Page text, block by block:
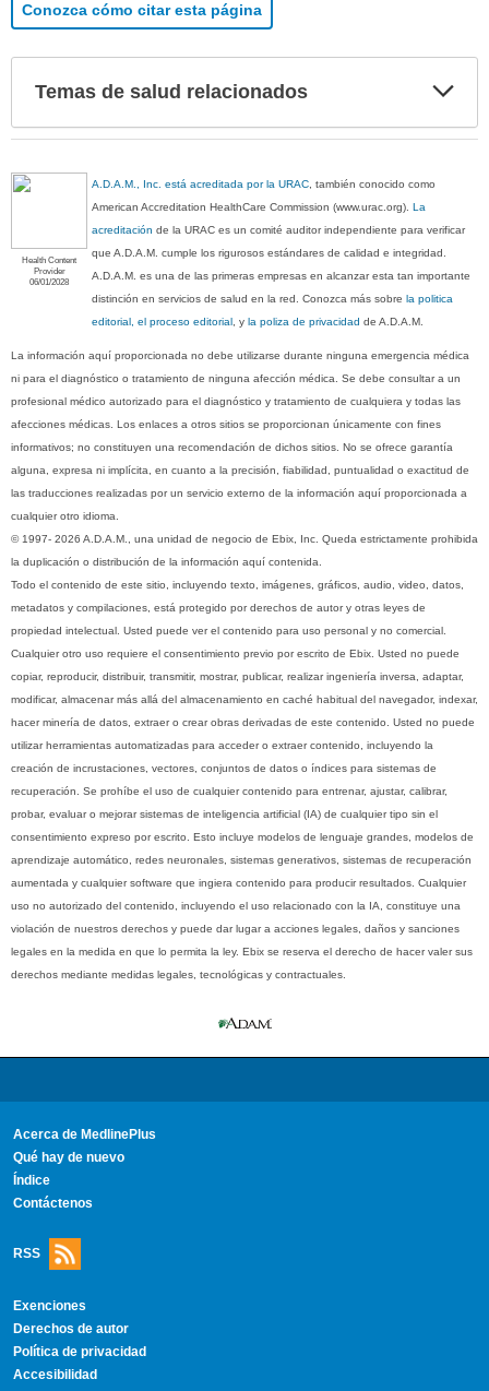
Conozca cómo citar esta página
Temas de salud relacionados
Health Content
Provider
06/01/2028
A.D.A.M., Inc. está acreditada por la URAC , también conocido como
American Accreditation HealthCare Commission (www.urac.org).La
acreditación de la URAC es un comité auditor independiente para verificar
que A.D.A.M. cumple los rigurosos estándares de calidad e integridad.
A.D.A.M. es una de las primeras empresas en alcanzar esta tan importante
distinción en servicios de salud en la red. Conozca más sobrela politica
editorial, el proceso editorial , yla poliza de privacidad de A.D.A.M.
La información aquí proporcionada no debe utilizarse durante ninguna emergencia médica
ni para el diagnóstico o tratamiento de ninguna afección médica. Se debe consultar a un
profesional médico autorizado para el diagnóstico y tratamiento de cualquiera y todas las
afecciones médicas. Los enlaces a otros sitios se proporcionan únicamente con fines
informativos; no constituyen una recomendación de dichos sitios. No se ofrece garantía
alguna, expresa ni implícita, en cuanto a la precisión, fiabilidad, puntualidad o exactitud de
las traducciones realizadas por un servicio externo de la información aquí proporcionada a
cualquier otro idioma.
© 1997- 2026 A.D.A.M., una unidad de negocio de Ebix, Inc. Queda estrictamente prohibida
la duplicación o distribución de la información aquí contenida.
Todo el contenido de este sitio, incluyendo texto, imágenes, gráficos, audio, video, datos,
metadatos y compilaciones, está protegido por derechos de autor y otras leyes de
propiedad intelectual. Usted puede ver el contenido para uso personal y no comercial.
Cualquier otro uso requiere el consentimiento previo por escrito de Ebix. Usted no puede
copiar, reproducir, distribuir, transmitir, mostrar, publicar, realizar ingeniería inversa, adaptar,
modificar, almacenar más allá del almacenamiento en caché habitual del navegador, indexar,
hacer minería de datos, extraer o crear obras derivadas de este contenido. Usted no puede
utilizar herramientas automatizadas para acceder o extraer contenido, incluyendo la
creación de incrustaciones, vectores, conjuntos de datos o índices para sistemas de
recuperación. Se prohíbe el uso de cualquier contenido para entrenar, ajustar, calibrar,
probar, evaluar o mejorar sistemas de inteligencia artificial (IA) de cualquier tipo sin el
consentimiento expreso por escrito. Esto incluye modelos de lenguaje grandes, modelos de
aprendizaje automático, redes neuronales, sistemas generativos, sistemas de recuperación
aumentada y cualquier software que ingiera contenido para producir resultados. Cualquier
uso no autorizado del contenido, incluyendo el uso relacionado con la IA, constituye una
violación de nuestros derechos y puede dar lugar a acciones legales, daños y sanciones
legales en la medida en que lo permita la ley. Ebix se reserva el derecho de hacer valer sus
derechos mediante medidas legales, tecnológicas y contractuales.
Acerca de MedlinePlus
Qué hay de nuevo
Índice
Contáctenos
RSS
Exenciones
Derechos de autor
Política de privacidad
Accesibilidad